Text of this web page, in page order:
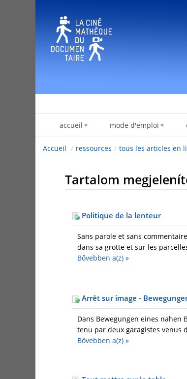
accueil mode d'emploi
Accueil / ressources / tous les articles en
Tartalom
Politique de la lenteur
Sans parole et sans
dans sa grotte et sur les
Bővebben a(z) »
Arrêt sur image -
Dans Bewegungen eines nahen
tenu par deux garagistes venus
Bővebben a(z) »